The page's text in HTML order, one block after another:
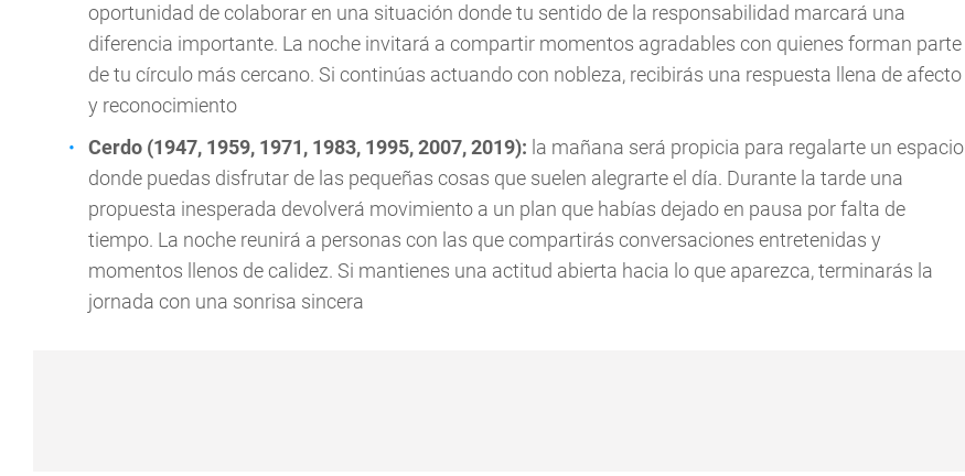
oportunidad de colaborar en una situación donde tu sentido de la responsabilidad marcará una
diferencia importante. La noche invitará a compartir momentos agradables con quienes forman parte
de tu círculo más cercano. Si continúas actuando con nobleza, recibirás una respuesta llena de afecto
y reconocimiento
Cerdo (1947, 1959, 1971, 1983, 1995, 2007, 2019): la mañana será propicia para regalarte un espacio
donde puedas disfrutar de las pequeñas cosas que suelen alegrarte el día. Durante la tarde una
propuesta inesperada devolverá movimiento a un plan que habías dejado en pausa por falta de
tiempo. La noche reunirá a personas con las que compartirás conversaciones entretenidas y
momentos llenos de calidez. Si mantienes una actitud abierta hacia lo que aparezca, terminarás la
jornada con una sonrisa sincera